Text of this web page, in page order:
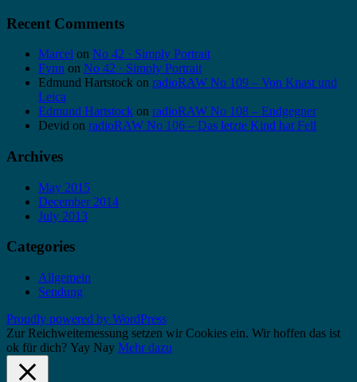
Recent Comments
Marcel on No 42 · Simply Portrait
Fynn on No 42 · Simply Portrait
Edmund Hartstock on radioRAW No 109 – Von Knast und
Leica
Edmund Hartstock on radioRAW No 108 – Endgegner
Devid on radioRAW No 106 – Das letzte Kind hat Fell
Archives
May 2015
December 2014
July 2013
Categories
Allgemein
Sendung
Proudly powered by WordPress
Zur Reichweitemessung setzen wir Cookies ein. Wir hoffen das ist
ok für dich? Yay Nay Mehr dazu